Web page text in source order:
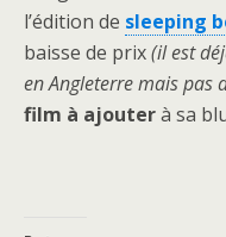
l’édition de sleeping
baisse de prix(il est
en Angleterre mais pas
film à ajouterà sa